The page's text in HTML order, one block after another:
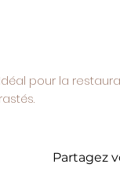
pour la
Partagez